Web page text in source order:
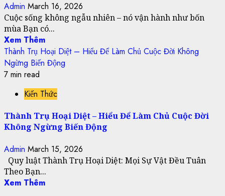
Admin March 16, 2026
Cuộc sống không ngẫu nhiên – nó vận hành như bốn
mùa Bạn có...
Xem Thêm
Thành Trụ Hoại Diệt – Hiểu Để Làm Chủ Cuộc Đời Không
Ngừng Biến Động
7 min read
Kiến Thức
Thành Trụ Hoại Diệt – Hiểu Để Làm Chủ Cuộc Đời
Không Ngừng Biến Động
Admin March 15, 2026
Quy luật Thành Trụ Hoại Diệt: Mọi Sự Vật Đều Tuân
Theo Bạn...
Xem Thêm